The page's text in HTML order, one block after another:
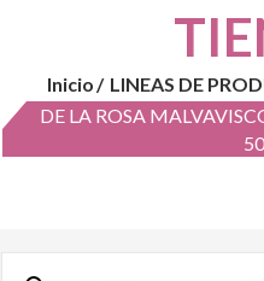
Inicio LINEAS DE
DE LA ROSA